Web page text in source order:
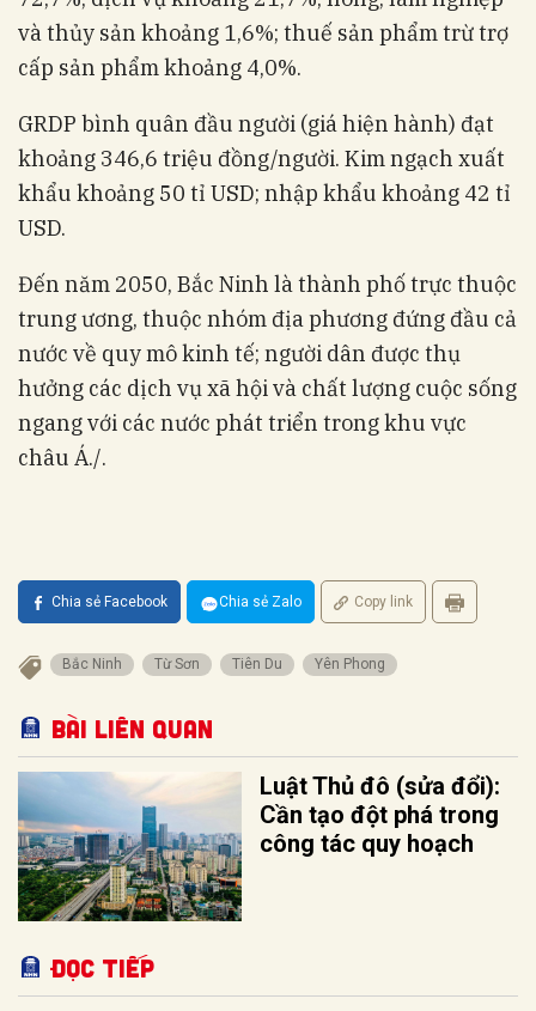
và thủy sản khoảng 1,6%; thuế sản phẩm trừ trợ
cấp sản phẩm khoảng 4,0%.
GRDP bình quân đầu người (giá hiện hành) đạt
khoảng 346,6 triệu đồng/người. Kim ngạch xuất
khẩu khoảng 50 tỉ USD; nhập khẩu khoảng 42 tỉ
USD.
Đến năm 2050, Bắc Ninh là thành phố trực thuộc
trung ương, thuộc nhóm địa phương đứng đầu cả
nước về quy mô kinh tế; người dân được thụ
hưởng các dịch vụ xã hội và chất lượng cuộc sống
ngang với các nước phát triển trong khu vực
châu Á./.
Chia sẻ Facebook Chia sẻ Zalo Copy link
Bắc Ninh Từ Sơn Tiên Du Yên Phong
Bài liên quan
Luật Thủ đô (sửa đổi):
Cần tạo đột phá trong
công tác quy hoạch
Đọc tiếp